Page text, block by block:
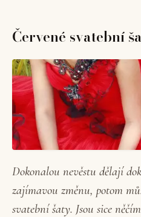
Červené svatební
Dokonalou nevěstu dělají
zajímavou změnu, potom
svatební šaty. Jsou sice